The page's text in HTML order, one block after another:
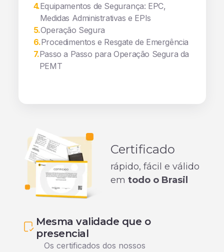
4.Equipamentos de Segurança: EPC,
Medidas Administrativas e EPIs
5.Operação Segura
6.Procedimentos e Resgate de Emergência
7.Passo a Passo para Operação Segura da
PEMT
Certificado
rápido, fácil e válido
em todo o Brasil
Mesma validade que o
presencial
Os certificados dos nossos